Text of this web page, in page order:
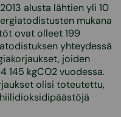
alusta lähtien yli 10
mukana
ovat olleet 199
yhteydessä
joiden
145 kgCO2 vuodessa.
olisi toteutettu,